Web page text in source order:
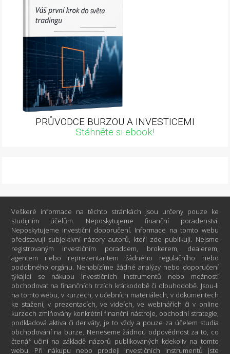
PRŮVODCE BURZOU A INVESTICEMI
Stáhněte si ebook!
Veškeré informace na těchto stránkách jsou určeny pouze ke
studijním účelům. Neposkytujeme finanční poradenství.
Neposkytujeme investiční doporučení. Informace na tomto webu
představují subjektivní názory autorů, kteří zde publikují. Nejsme
registrovaným investičním poradcem, brokerem, dealerem,
agentem nebo reprezentantem žádného regulačního nebo
podobného orgánu. Nenabízíme žádné analýzy nebo doporučení
týkající se nákupu investičních instrumentů nebo možností
obchodovat na finančních trzích krátkodobě či dlouhodobě. Jsou-li
na tomto webu, v kurzech, v učebních materiálech, v dokumentech
ke stažení, v prezentacích, ve videích, ve webinářích či v online
kurzech zmiňovány konkrétní finanční nástroje, obchodní strategie,
podkladová aktiva či deriváty, je to vždy a pouze za účelem studia
obchodování na burze. Neneseme žádnou odpovědnost za to, co
čtenář učiní na základě názorů publikovaných kdekoliv na tomto
webu. Při nákupu nebo prodeji investičních instrumentů jste